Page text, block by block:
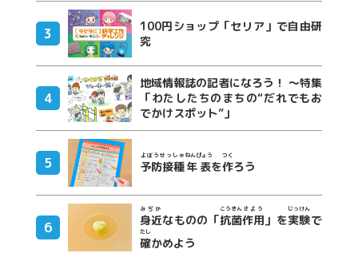
100円ショップ「セリア」で自由研
究
地域情報誌の記者になろう！ ～特集
「わたしたちのまちの“だれでもお
でかけスポット”」
予防接種
よぼうせっしゅ
年表
ねんぴょう
を作
つく
ろう
身近
みぢか
なものの「抗菌
こうきん
作用
さよう
」を実験
じっけん
で
確
たし
かめよう